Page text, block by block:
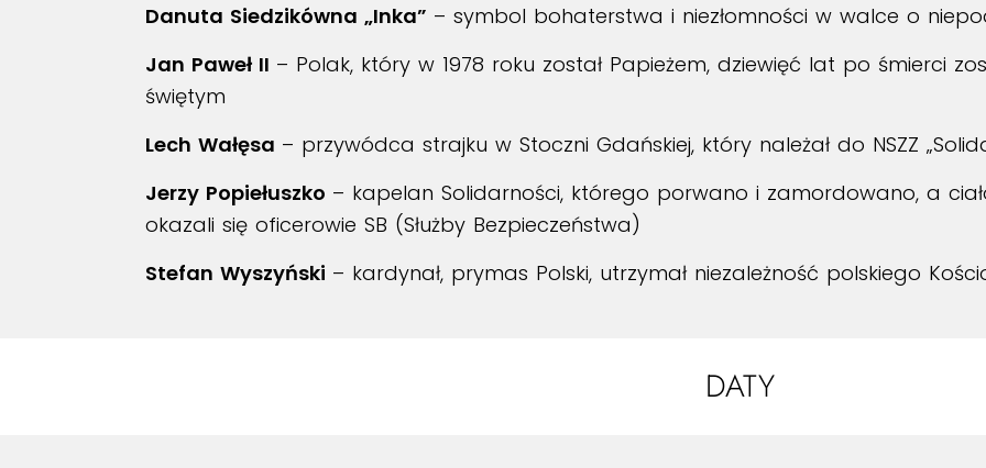
Danuta Siedzikówna „Inka” – symbol bohaterstwa i niezłomności w walce o
Jan Paweł II – Polak, który w 1978 roku został Papieżem, dziewięć lat po śmierci
świętym
Lech Wałęsa – przywódca strajku w Stoczni Gdańskiej, który należał do NSZZ
Jerzy Popiełuszko – kapelan Solidarności, którego porwano i zamordowano, a
okazali się oficerowie SB (Służby Bezpieczeństwa)
Stefan Wyszyński – kardynał, prymas Polski, utrzymał niezależność polskiego
DATY